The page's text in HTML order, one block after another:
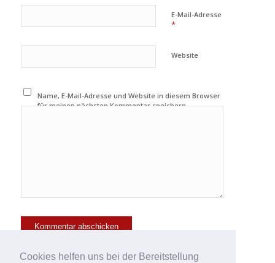
Cookies helfen uns bei der Bereitstellung
E-Mail-Adresse
*
Website
Name, E-Mail-Adresse und Website in diesem Browser
für meinen nächsten Kommentar speichern.